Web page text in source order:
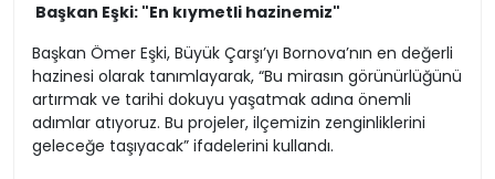
Başkan Eşki: "En kıymetli hazinemiz"
Başkan Ömer Eşki, Büyük Çarşı’yı Bornova’nın en değerli
hazinesi olarak tanımlayarak, “Bu mirasın görünürlüğünü
artırmak ve tarihi dokuyu yaşatmak adına önemli
adımlar atıyoruz. Bu projeler, ilçemizin zenginliklerini
geleceğe taşıyacak” ifadelerini kullandı.